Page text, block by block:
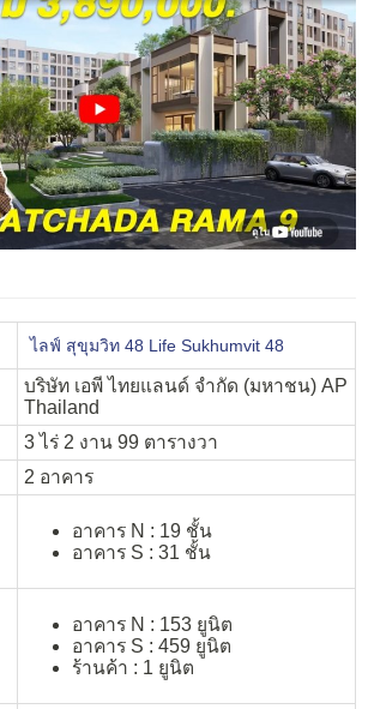
ไลฟ์ สุขุมวิท 48 Life Sukhumvit 48
บริษัท เอพี ไทยแลนด์ จำกัด (มหาชน) AP
Thailand
3 ไร่ 2 งาน 99 ตารางวา
2 อาคาร
อาคาร N : 19 ชั้น
อาคาร S : 31 ชั้น
อาคาร N : 153 ยูนิต
อาคาร S : 459 ยูนิต
ร้านค้า : 1 ยูนิต